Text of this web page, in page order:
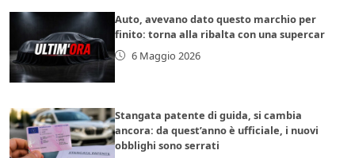
Auto, avevano dato questo marchio per
finito: torna alla ribalta con una supercar
6 Maggio 2026
Stangata patente di guida, si cambia
ancora: da quest’anno è ufficiale, i nuovi
obblighi sono serrati